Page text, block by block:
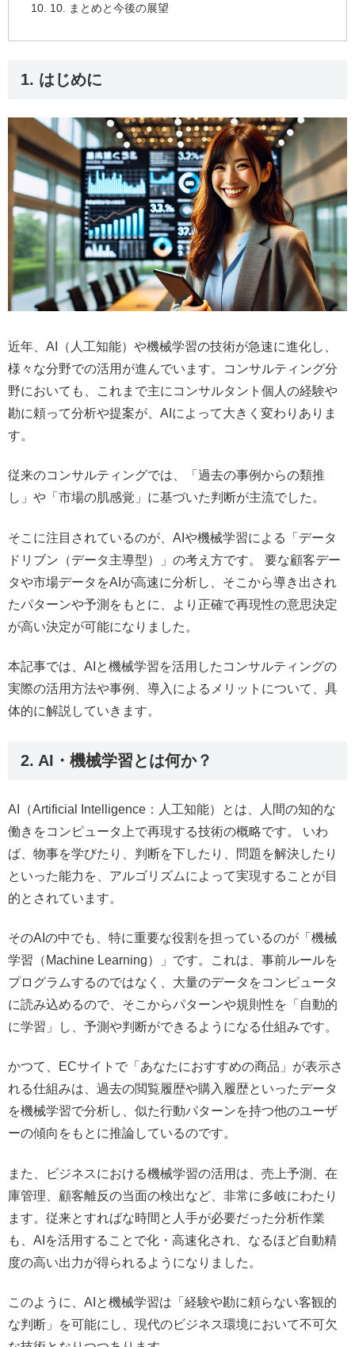
10. まとめと今後の展望
1. はじめに
近年、AI（人工知能）や機械学習の技術が急速に進化し、
様々な分野での活用が進んでいます。コンサルティング分
野においても、これまで主にコンサルタント個人の経験や
勘に頼って分析や提案が、AIによって大きく変わりありま
す。
従来のコンサルティングでは、「過去の事例からの類推
し」や「市場の肌感覚」に基づいた判断が主流でした。
そこに注目されているのが、AIや機械学習による「データ
ドリブン（データ主導型）」の考え方です。 要な顧客デー
タや市場データをAIが高速に分析し、そこから導き出され
たパターンや予測をもとに、より正確で再現性の意思決定
が高い決定が可能になりました。
本記事では、AIと機械学習を活用したコンサルティングの
実際の活用方法や事例、導入によるメリットについて、具
体的に解説していきます。
2. AI・機械学習とは何か？
AI（Artificial Intelligence：人工知能）とは、人間の知的な
働きをコンピュータ上で再現する技術の概略です。 いわ
ば、物事を学びたり、判断を下したり、問題を解決したり
といった能力を、アルゴリズムによって実現することが目
的とされています。
そのAIの中でも、特に重要な役割を担っているのが「機械
学習（Machine Learning）」です。これは、事前ルールを
プログラムするのではなく、大量のデータをコンピュータ
に読み込めるので、そこからパターンや規則性を「自動的
に学習」し、予測や判断ができるようになる仕組みです。
かつて、ECサイトで「あなたにおすすめの商品」が表示さ
れる仕組みは、過去の閲覧履歴や購入履歴といったデータ
を機械学習で分析し、似た行動パターンを持つ他のユーザ
ーの傾向をもとに推論しているのです。
また、ビジネスにおける機械学習の活用は、売上予測、在
庫管理、顧客離反の当面の検出など、非常に多岐にわたり
ます。従来とすればな時間と人手が必要だった分析作業
も、AIを活用することで化・高速化され、なるほど自動精
度の高い出力が得られるようになりました。
このように、AIと機械学習は「経験や勘に頼らない客観的
な判断」を可能にし、現代のビジネス環境において不可欠